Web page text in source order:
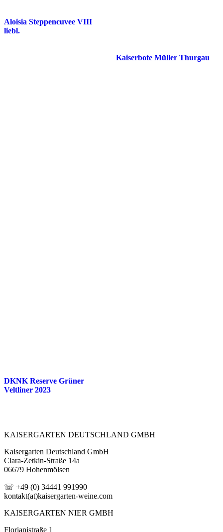
Aloisia Steppencuvee VIII
liebl.
Kaiserbote Müller Thurgau
DKNK Reserve Grüner
Veltliner 2023
KAISERGARTEN DEUTSCHLAND GMBH
Kaisergarten Deutschland GmbH
Clara-Zetkin-Straße 14a
06679 Hohenmölsen
☏ +49 (0) 34441 991990
kontakt(at)kaisergarten-weine.com
KAISERGARTEN NIER GMBH
Florianistraße 1